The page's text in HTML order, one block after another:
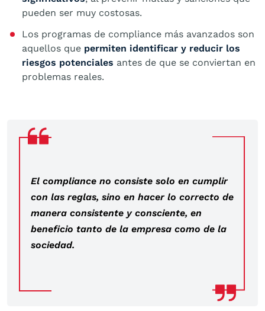
pueden ser muy costosas.
Los programas de compliance más avanzados son
aquellos que permiten identificar y reducir los
riesgos potenciales antes de que se conviertan en
problemas reales.
El compliance no consiste solo en cumplir
con las reglas, sino en hacer lo correcto de
manera consistente y consciente, en
beneficio tanto de la empresa como de la
sociedad.